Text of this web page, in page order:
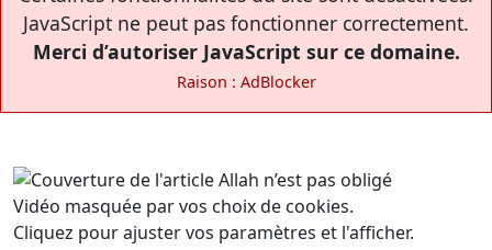
JavaScript ne peut pas fonctionner correctement.
Merci d’autoriser JavaScript sur ce domaine.
Raison : AdBlocker
Vidéo masquée par vos choix de cookies.
Cliquez pour ajuster vos paramètres et l'afficher.